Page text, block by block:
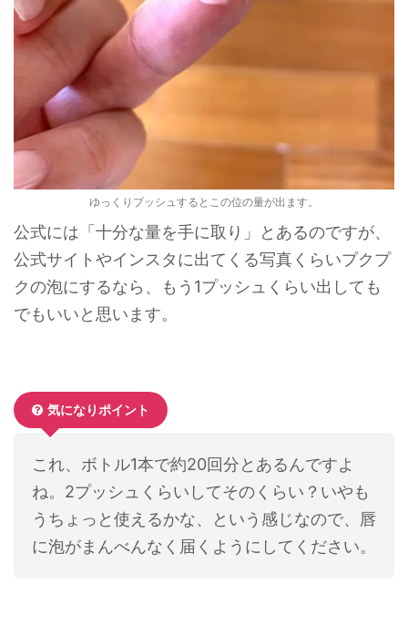
ゆっくりプッシュするとこの位の量が出ます。
公式には「十分な量を手に取り」とあるのですが、
公式サイトやインスタに出てくる写真くらいプクプ
クの泡にするなら、もう1プッシュくらい出しても
でもいいと思います。
気になりポイント
これ、ボトル1本で約20回分とあるんですよ
ね。2プッシュくらいしてそのくらい？いやも
うちょっと使えるかな、という感じなので、唇
に泡がまんべんなく届くようにしてください。